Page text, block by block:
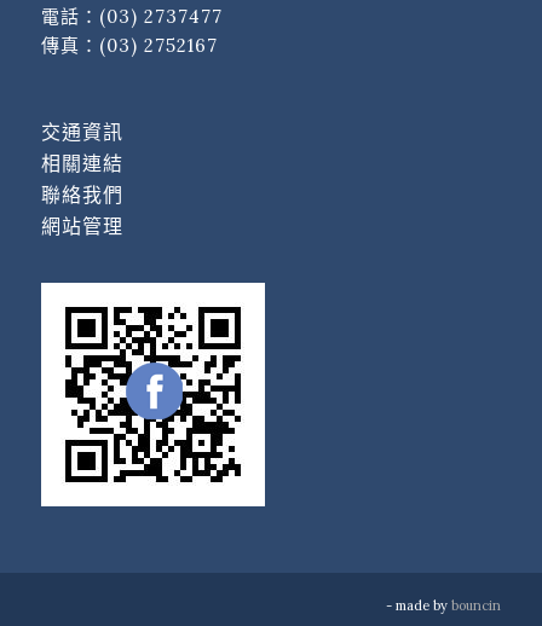
電話： (03) 2737477
傳真：(03) 2752167
交通資訊
相關連結
聯絡我們
網站管理
- made bybouncin